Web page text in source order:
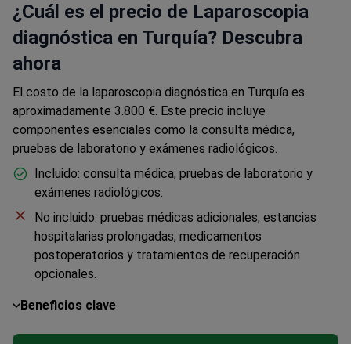
¿Cuál es el precio de Laparoscopia
diagnóstica en Turquía? Descubra
ahora
El costo de la laparoscopia diagnóstica en Turquía es
aproximadamente 3.800 €. Este precio incluye
componentes esenciales como la consulta médica,
pruebas de laboratorio y exámenes radiológicos.
Incluido: consulta médica, pruebas de laboratorio y
exámenes radiológicos.
No incluido: pruebas médicas adicionales, estancias
hospitalarias prolongadas, medicamentos
postoperatorios y tratamientos de recuperación
opcionales.
Beneficios clave